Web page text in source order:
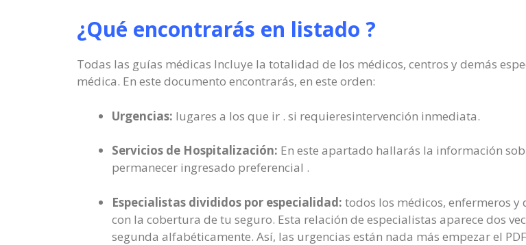
¿Qué encontrarás en listado ?
Todas las guías médicas Incluye la totalidad de los médicos, centros y demás
médica. En este documento encontrarás, en este orden:
Urgencias: lugares a los que ir . si requieresintervención inmediata.
Servicios de Hospitalización: En este apartado hallarás la información
permanecer ingresado preferencial .
Especialistas divididos por especialidad: todos los médicos, enfermeros
con la cobertura de tu seguro. Esta relación de especialistas aparece dos
segunda alfabéticamente. Así, las urgencias están nada más empezar el